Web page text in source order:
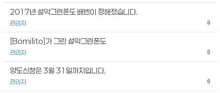
2017년 설악그란폰도 배번이 정해졌습니다.
관리자 0
[Bomilito]가 그린 설악그란폰도
관리자 0
양도신청은 3월 31일까지입니다.
관리자 0